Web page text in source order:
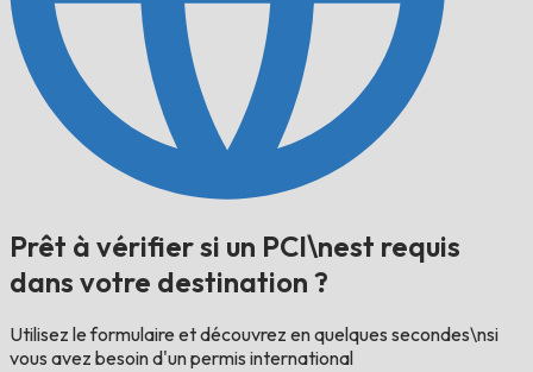
Prêt à vérifier si un PCI\nest requis
dans votre destination ?
Utilisez le formulaire et découvrez en quelques secondes\nsi
vous avez besoin d'un permis international